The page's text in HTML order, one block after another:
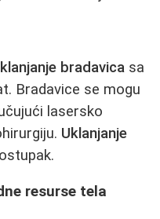
bradavica sa
Bradavice se mogu
lasersko
Uklanjanje
resurse tela